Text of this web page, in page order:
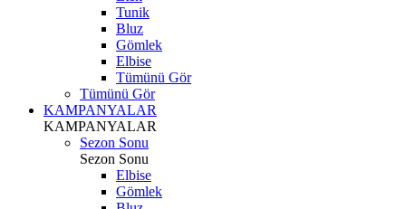
Tunik
Bluz
Gömlek
Elbise
Tümünü Gör
Tümünü Gör
KAMPANYALAR
KAMPANYALAR
Sezon Sonu
Sezon Sonu
Elbise
Gömlek